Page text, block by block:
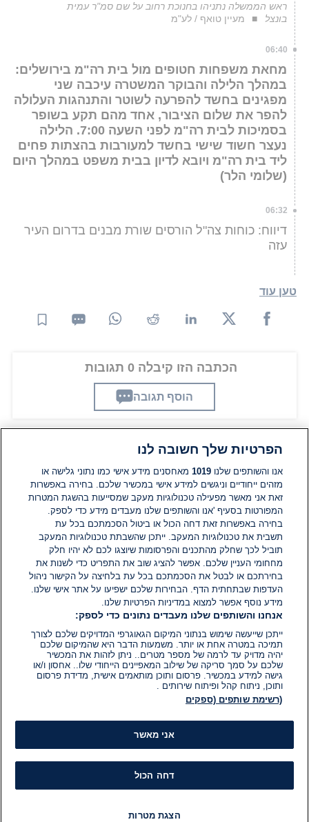
ראש הממשלה נתניהו בחנוכת רחוב על שם סמ"ר עמית
בונצל
מעיין טואף / לע"מ
06:40
מחאת משפחות חטופים מול בית רה"מ בירושלים:
במהלך הלילה והבוקר המשטרה עיכבה שני
מפגינים בחשד להפרעה לשוטר והתנהגות העלולה
להפר את שלום הציבור, אחד מהם תקע בשופר
בסמיכות לבית רה"מ לפני השעה 7:00. הלילה
נעצר חשוד שישי בחשד למעורבות בהצתות פחים
ליד בית רה"מ ויובא לדיון בבית משפט במהלך היום
(שלומי הלר)
06:32
דיווח: כוחות צה"ל הורסים שורת מבנים בדרום העיר
עזה
טען עוד
הכתבה הזו קיבלה 0 תגובות
הוסף תגובה
תגובות
אין עדיין תגובות. היה הראשון להגיב
הוסף תגובה
הפרטיות שלך חשובה לנו
אנו והשותפים שלנו1019 מאחסנים מידע אישי כמו נתוני גלישה או
מזהים ייחודיים וניגשים למידע אישי במכשיר שלכם. בחירה באפשרות
זאת אני מאשר מפעילה טכנולוגיות מעקב שמסייעות בהשגת המטרות
המפורטות בסעיף 'אנו והשותפים שלנו מעבדים מידע כדי לספק.
בחירה באפשרות זאת דחה הכול או ביטול הסכמתכם בכל עת
תשבית את טכנולוגיות המעקב. ייתכן שהשבתת טכנולוגיות המעקב
תוביל לכך שחלק מהתכנים והפרסומות שיוצגו לכם לא יהיו חלק
מחחומי העניין שלכם. אפשר להציג שוב את התפריט כדי לשנות את
בחירתכם או לבטל את הסכמתכם בכל עת בלחיצה על הקישור ניהול
העדפות שבתחתית הדף. הבחירות שלכם ישפיעו על אתר אישי שלנו.
מידע נוסף אפשר למצוא במדיניות הפרטיות שלנו.
אנחנו והשותפים שלנו מעבדים נתונים כדי לספק:
ייתכן שייעשה שימוש בנתוני המיקום הגאוגרפי המדויקים שלכם לצורך
תמיכה במטרה אחת או יותר. משמעות הדבר היא שהמיקום שלכם
יהיה מדויק עד לרמה של מספר מטרים.. ניתן לזהות את המכשיר
שלכם על סמך סריקה של שילוב המאפיינים הייחודי שלו.. אחסון ו/או
גישה למידע במכשיר. פרסום ותוכן מותאמים אישית, מדידת פרסום
ותוכן, ניתוח קהל ופיתוח שירותים .
(רשימת שותפים (ספקים
אני מאשר
דחה הכול
הצגת מטרות